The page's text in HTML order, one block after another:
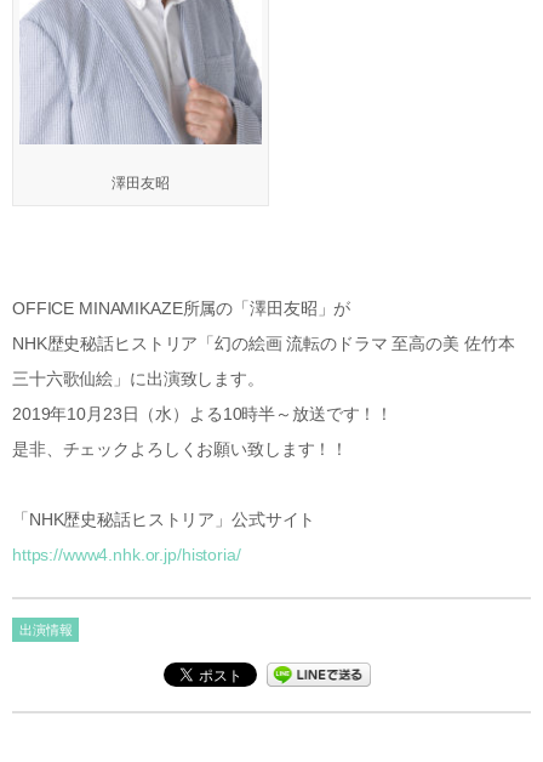
澤田友昭
OFFICE MINAMIKAZE所属の「澤田友昭」が
NHK歴史秘話ヒストリア「幻の絵画 流転のドラマ 至高の美 佐竹本
三十六歌仙絵」に出演致します。
2019年10月23日（水）よる10時半～放送です！！
是非、チェックよろしくお願い致します！！
「NHK歴史秘話ヒストリア」公式サイト
https://www4.nhk.or.jp/historia/
出演情報